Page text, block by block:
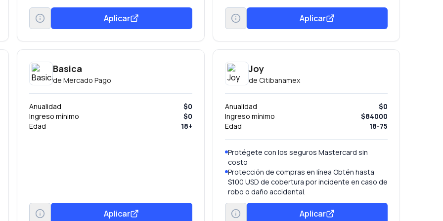
desde nuestro Centro de Atención telefónica
BANJETEL.
Aplicar Aplicar
Basica
de Mercado Pago
Anualidad
$0
Ingreso mínimo
$0
Edad
18+
Aplicar
Joy
de Citibanamex
Anualidad
$0
Ingreso mínimo
$84000
Edad
18-75
Protégete con los seguros Mastercard sin
costo
Protección de compras en línea Obtén hasta
$100 USD de cobertura por incidente en caso de
robo o daño accidental.
Master seguro de viajes TM Hasta $75,000 USD
para cuidar tu integridad y la de tu familia en
Aplicar